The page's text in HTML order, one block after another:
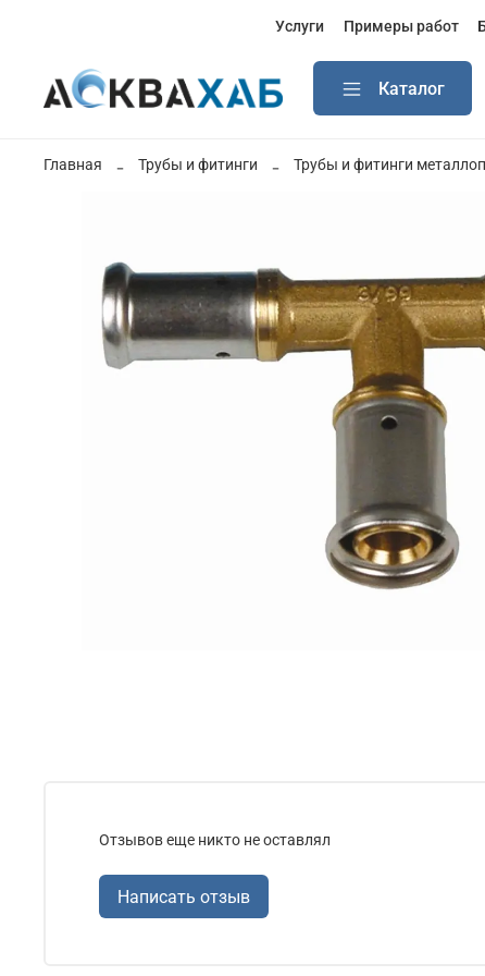
Услуги Примеры работ
Каталог
Главная Трубы и фитинги Трубы и фитинги
Отзывов еще никто не оставлял
Написать отзыв